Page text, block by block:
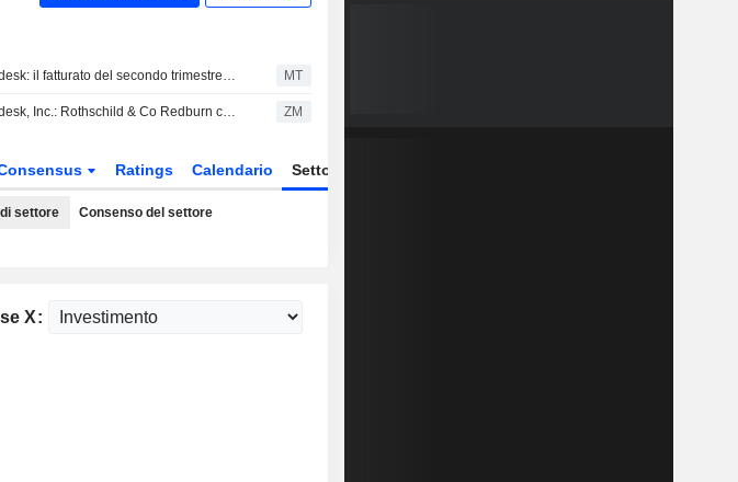
Autodesk: il fatturato del secondo trimestre fiscale resta stabile mentre i partner si adattano al nuovo modello, secondo Oppenheimer MT
Autodesk, Inc.: Rothschild & Co Redburn conferma il rating Buy ZM
Ratings Calendario Settore
settore Consenso del settore
X: